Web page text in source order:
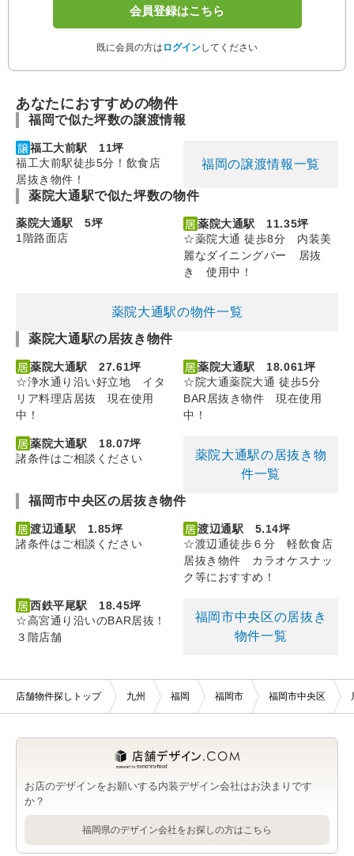
会員登録はこちら
既に会員の方は ログインしてください
あなたにおすすめの物件
福岡で似た坪数の譲渡情報
福工大前駅 11坪
福工大前駅徒歩5分！飲食店
居抜き物件！
福岡の譲渡情報一覧
薬院大通駅で似た坪数の物件
薬院大通駅 5坪
1階路面店
薬院大通駅 11.35坪
☆薬院大通 徒歩8分 内装美
麗なダイニングバー 居抜
き 使用中！
薬院大通駅の物件一覧
薬院大通駅の居抜き物件
薬院大通駅 27.61坪
☆浄水通り沿い好立地 イタ
リア料理店居抜 現在使用
中！
薬院大通駅 18.061坪
☆院大通薬院大通 徒歩5分
BAR居抜き物件 現在使用
中！
薬院大通駅 18.07坪
諸条件はご相談ください
薬院大通駅の居抜き物
件一覧
福岡市中央区の居抜き物件
渡辺通駅 1.85坪
諸条件はご相談ください
渡辺通駅 5.14坪
☆渡辺通徒歩６分 軽飲食店
居抜き物件 カラオケスナッ
ク等におすすめ！
西鉄平尾駅 18.45坪
☆高宮通り沿いのBAR居抜！
３階店舗
福岡市中央区の居抜き
物件一覧
店舗物件探しトップ 九州 福岡 福岡市 福岡市中央区
お店のデザインをお願いする内装デザイン会社はお決まりです
か？
福岡県のデザイン会社をお探しの方はこちら